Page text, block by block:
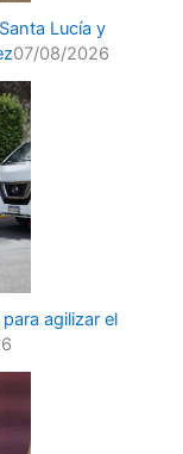
Lucía y
07/08/2026
agilizar el